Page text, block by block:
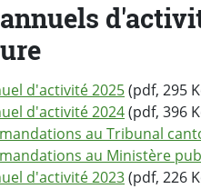
d'activité 2025(pdf, 295
d'activité 2024(pdf, 396
au Tribunal
au Ministère
d'activité 2023(pdf, 226